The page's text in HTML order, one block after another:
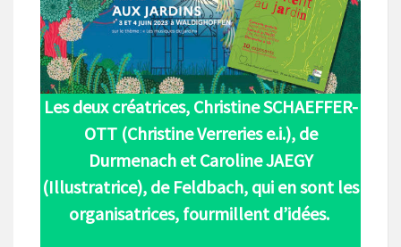
Les deux créatrices, Christine SCHAEFFER-
OTT (Christine Verreries e.i.), de
Durmenach et Caroline JAEGY
(Illustratrice), de Feldbach, qui en sont les
organisatrices, fourmillent d’idées.